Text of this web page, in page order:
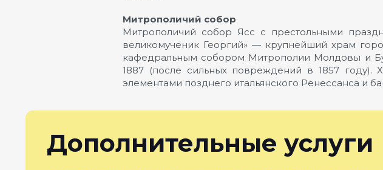
Митрополичий собор
Митрополичий собор Ясс с престольными
великомученик Георгий» — крупнейший храм
кафедральным собором Митрополии Молдовы и
1887 (после сильных повреждений в 1857 году).
элементами позднего итальянского Ренессанса и
Дополнительные услуги